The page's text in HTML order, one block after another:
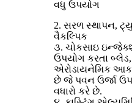
વધુ ઉપયોગ
2. સરળ સ્થાપન,
વૈકલ્પિક
૩. ચોકસાઇ
ઉપયોગ કરતા
એરોડાયનેમિક
છે જે પવન ઉર્જા
વધારો કરે છે.